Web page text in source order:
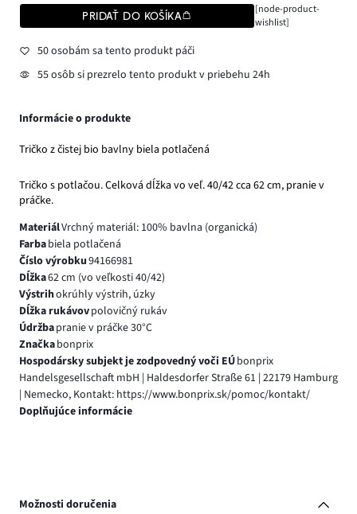
PRIDAŤ DO KOŠÍKA
[node-product-
wishlist]
50 osobám sa tento produkt páči
55 osôb si prezrelo tento produkt v priebehu 24h
Informácie o produkte
Tričko z čistej bio bavlny biela potlačená
Tričko s potlačou. Celková dĺžka vo veľ. 40/42 cca 62 cm, pranie v
práčke.
MateriálVrchný materiál: 100% bavlna (organická)
Farbabiela potlačená
Číslo výrobku94166981
Dĺžka62 cm (vo veľkosti 40/42)
Výstrihokrúhly výstrih, úzky
Dĺžka rukávovpolovičný rukáv
Údržbapranie v práčke 30°C
Značkabonprix
Hospodársky subjekt je zodpovedný voči EÚbonprix
Handelsgesellschaft mbH | Haldesdorfer Straße 61 | 22179 Hamburg
| Nemecko, Kontakt: https://www.bonprix.sk/pomoc/kontakt/
Doplňujúce informácie
Možnosti doručenia